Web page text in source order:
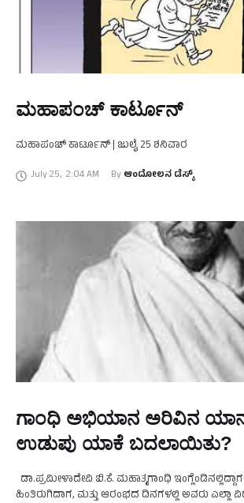
ಮಹಾಪಂಚ್‌ ಕಾರ್ಟೂನ್‌
ಮಹಾಪಂಚ್‌ ಕಾರ್ಟೂನ್‌ | ಜುಲೈ 25 ಶನಿವಾರ
July 25, 2:04 AM By ಆಂದೋಲನ ಡೆಸ್ಕ್
ಗಾಂಧಿ ಅಭಿಯಾನ ಅರಿವಿನ
ಉಡುಪು ಯಾಕೆ ಬದಲಾಯಿತು?
ಡಾ.ಪ್ರಮೀಳಾದೇವಿ ಬಿ.ಕೆ. ಮಹಾತ್ಮಗಾಂಧಿ
ಹಿಂತಿರುಗಿದಾಗ, ಮತ್ತು ಆರಂಭದ ದಿನಗಳಲ್ಲಿ ಅವರು ಎಲ್ಲಾ